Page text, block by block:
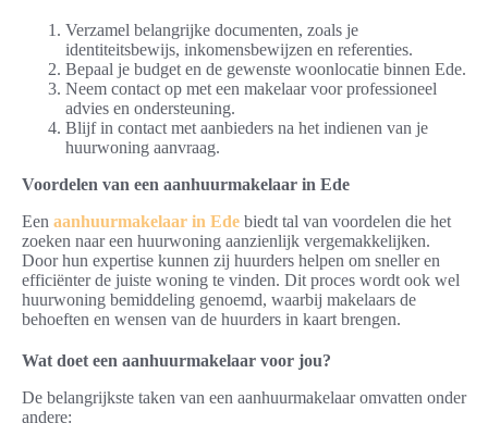
Verzamel belangrijke documenten, zoals je
identiteitsbewijs, inkomensbewijzen en referenties.
Bepaal je budget en de gewenste woonlocatie binnen Ede.
Neem contact op met een makelaar voor professioneel
advies en ondersteuning.
Blijf in contact met aanbieders na het indienen van je
huurwoning aanvraag.
Voordelen van een aanhuurmakelaar in Ede
Een aanhuurmakelaar in Ede biedt tal van voordelen die het
zoeken naar een huurwoning aanzienlijk vergemakkelijken.
Door hun expertise kunnen zij huurders helpen om sneller en
efficiënter de juiste woning te vinden. Dit proces wordt ook wel
huurwoning bemiddeling genoemd, waarbij makelaars de
behoeften en wensen van de huurders in kaart brengen.
Wat doet een aanhuurmakelaar voor jou?
De belangrijkste taken van een aanhuurmakelaar omvatten onder
andere: